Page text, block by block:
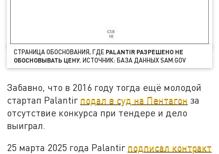
СТРАНИЦА ОБОСНОВАНИЯ, ГДЕ PALANTIR РАЗРЕШЕНО НЕ
ОБОСНОВЫВАТЬ ЦЕНУ.ИСТОЧНИК: БАЗА ДАННЫХ SAM.GOV
Забавно, что в 2016 году тогда ещё молодой
стартап Palantir подал в суд на Пентагон за
отсутствие конкурса при тендере и дело
выиграл.
25 марта 2025 года Palantir подписал контракт